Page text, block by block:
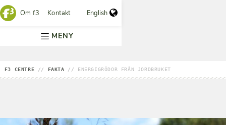
Om f3 Kontakt English
MENY
F3 CENTRE // FAKTA // ENERGIGRÖDOR FRÅN JORDBRUKET